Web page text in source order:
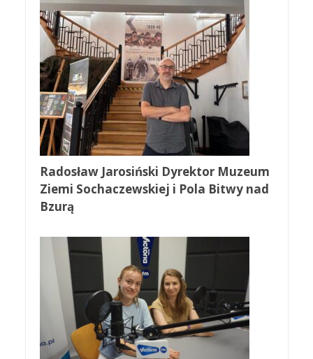
Radosław Jarosiński Dyrektor Muzeum
Ziemi Sochaczewskiej i Pola Bitwy nad
Bzurą